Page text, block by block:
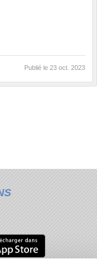
Publié le 23 oct. 2023